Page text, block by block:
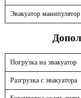
Эвакуатор манипулятор
Погрузка на эвакуатор
Разгрузка с эвакуатора